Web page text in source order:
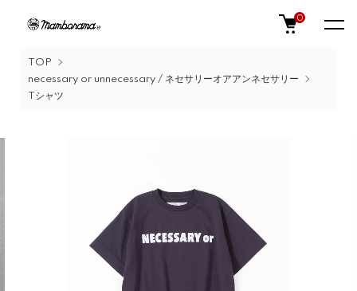
0
TOP
necessary or unnecessary / ネセサリーオアアンネセサリー
Tシャツ